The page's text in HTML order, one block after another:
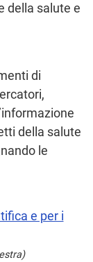
della salute e
di
della salute
le
e per i